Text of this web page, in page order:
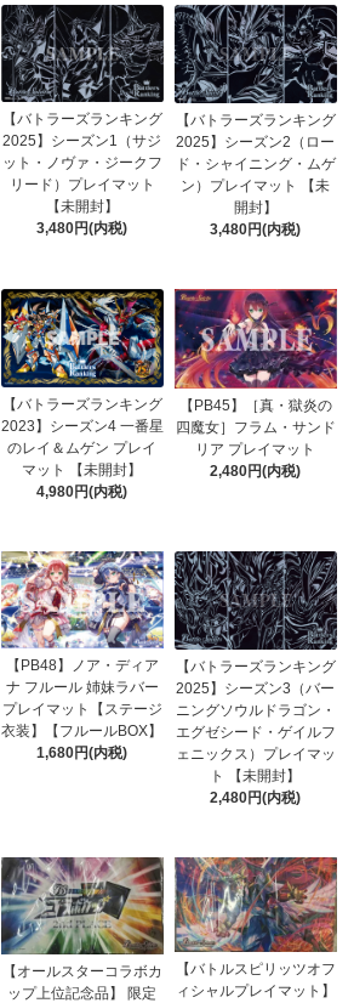
【バトラーズランキング
2025】シーズン1（サジ
ット・ノヴァ・ジークフ
リード）プレイマット
【未開封】
3,480円(内税)
【バトラーズランキング
2025】シーズン2（ロー
ド・シャイニング・ムゲ
ン）プレイマット 【未
開封】
3,480円(内税)
【バトラーズランキング
2023】シーズン4 一番星
のレイ＆ムゲン プレイ
マット 【未開封】
4,980円(内税)
【PB45】［真・獄炎の
四魔女］フラム・サンド
リア プレイマット
2,480円(内税)
【PB48】ノア・ディア
ナ フルール 姉妹ラバー
プレイマット【ステージ
衣装】【フルールBOX】
1,680円(内税)
【バトラーズランキング
2025】シーズン3（バー
ニングソウルドラゴン・
エグゼシード・ゲイルフ
ェニックス）プレイマッ
ト 【未開封】
2,480円(内税)
【オールスターコラボカ
ップ上位記念品】 限定
【バトルスピリッツオフ
ィシャルプレイマット】